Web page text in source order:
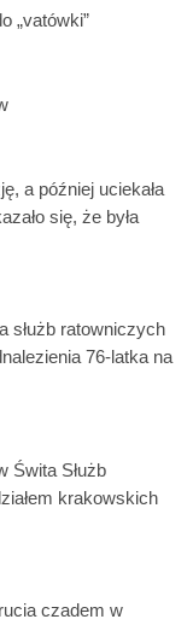
„vatówki”
a później uciekała
się, że była
służb ratowniczych
76-latka na
Świta Służb
krakowskich
czadem w